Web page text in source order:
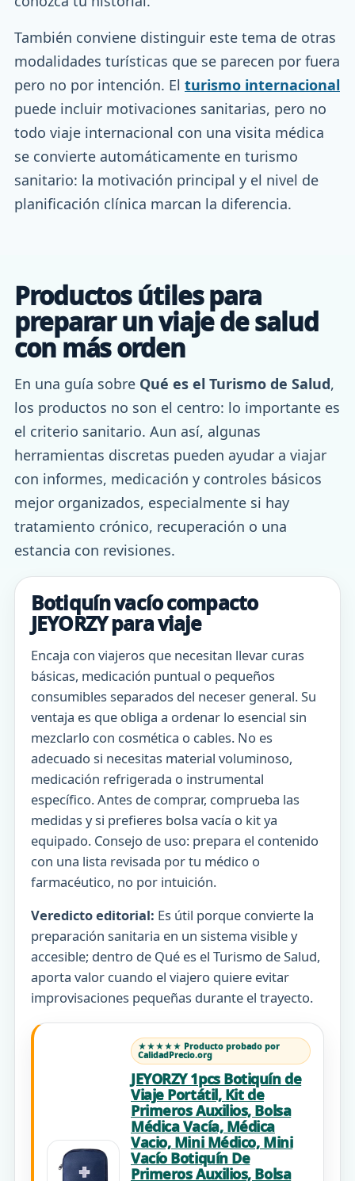
También conviene distinguir este tema de otras
modalidades turísticas que se parecen por fuera
pero no por intención. El turismo internacional
puede incluir motivaciones sanitarias, pero no
todo viaje internacional con una visita médica
se convierte automáticamente en turismo
sanitario: la motivación principal y el nivel de
planificación clínica marcan la diferencia.
Productos útiles para
preparar un viaje de salud
con más orden
En una guía sobre Qué es el Turismo de Salud,
los productos no son el centro: lo importante es
el criterio sanitario. Aun así, algunas
herramientas discretas pueden ayudar a viajar
con informes, medicación y controles básicos
mejor organizados, especialmente si hay
tratamiento crónico, recuperación o una
estancia con revisiones.
Botiquín vacío compacto
JEYORZY para viaje
Encaja con viajeros que necesitan llevar curas
básicas, medicación puntual o pequeños
consumibles separados del neceser general. Su
ventaja es que obliga a ordenar lo esencial sin
mezclarlo con cosmética o cables. No es
adecuado si necesitas material voluminoso,
medicación refrigerada o instrumental
específico. Antes de comprar, comprueba las
medidas y si prefieres bolsa vacía o kit ya
equipado. Consejo de uso: prepara el contenido
con una lista revisada por tu médico o
farmacéutico, no por intuición.
Veredicto editorial: Es útil porque convierte la
preparación sanitaria en un sistema visible y
accesible; dentro de Qué es el Turismo de Salud,
aporta valor cuando el viajero quiere evitar
improvisaciones pequeñas durante el trayecto.
★★★★★ Producto probado por
CalidadPrecio.org
JEYORZY 1pcs Botiquín de
Viaje Portátil, Kit de
Primeros Auxilios, Bolsa
Médica Vacía, Médica
Vacio, Mini Médico, Mini
Vacío Botiquín De
Primeros Auxilios, Bolsa